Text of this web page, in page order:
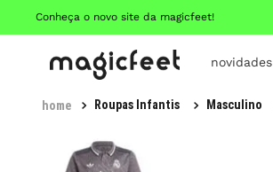
Conheça o novo site da magicfeet!
novidades
Roupas Infantis Masculino